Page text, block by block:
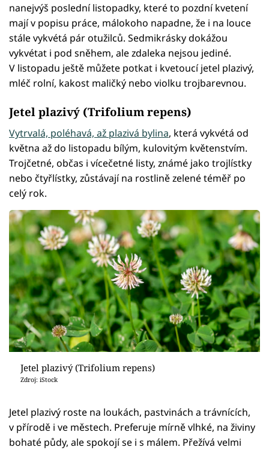
nanejvýš poslední listopadky, které to pozdní kvetení
mají v popisu práce, málokoho napadne, že i na louce
stále vykvétá pár otužilců. Sedmikrásky dokážou
vykvétat i pod sněhem, ale zdaleka nejsou jediné.
V listopadu ještě můžete potkat i kvetoucí jetel plazivý,
mléč rolní, kakost maličký nebo violku trojbarevnou.
Jetel plazivý (Trifolium repens)
Vytrvalá, poléhavá, až plazivá bylina, která vykvétá od
května až do listopadu bílým, kulovitým květenstvím.
Trojčetné, občas i vícečetné listy, známé jako trojlístky
nebo čtyřlístky, zůstávají na rostlině zelené téměř po
celý rok.
Jetel plazivý (Trifolium repens)
Zdroj: iStock
Jetel plazivý roste na loukách, pastvinách a trávnících,
v přírodě i ve městech. Preferuje mírně vlhké, na živiny
bohaté půdy, ale spokojí se i s málem. Přežívá velmi